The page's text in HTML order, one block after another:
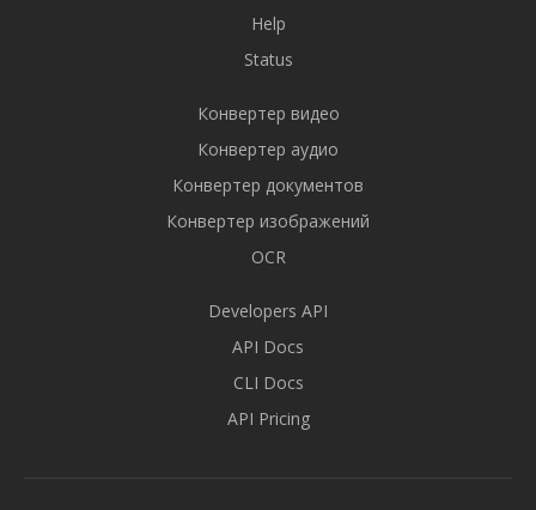
Help
Status
Конвертер видео
Конвертер аудио
Конвертер документов
Конвертер изображений
OCR
Developers API
API Docs
CLI Docs
API Pricing